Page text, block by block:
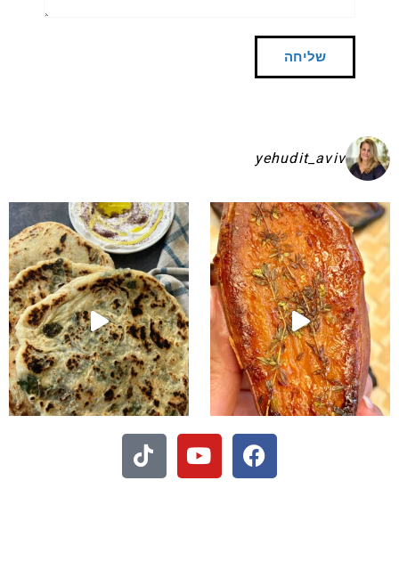
yehudit_aviv
בפיתות היסטריות
- חיתוכיות ריבה וקוקוס